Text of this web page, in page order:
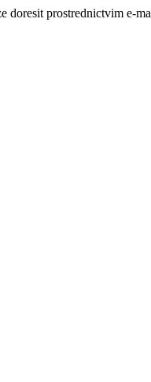
doresit prostrednictvim e-